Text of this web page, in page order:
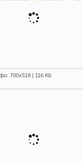
700х518 | 116 Kb